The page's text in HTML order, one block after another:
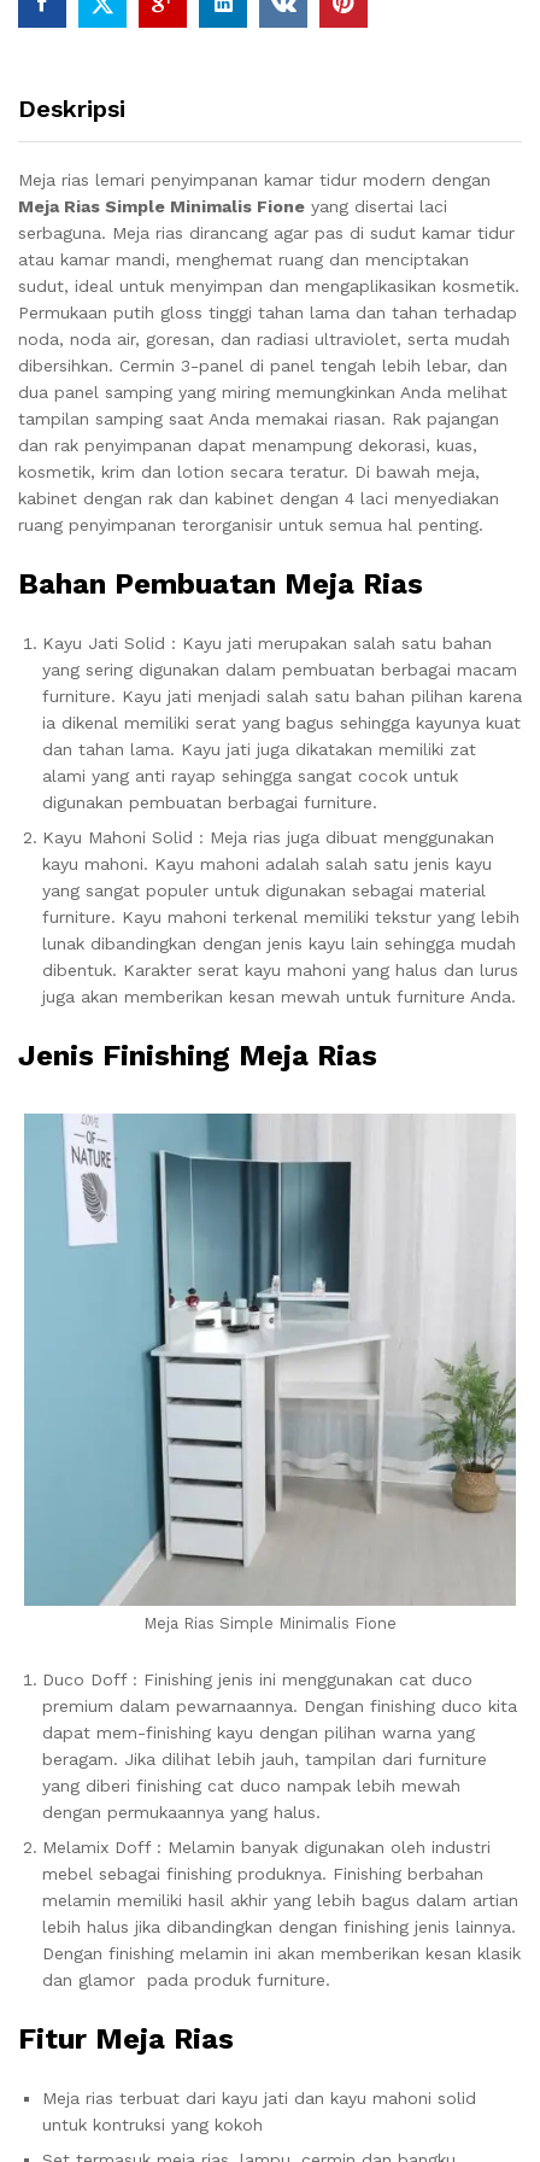
Deskripsi
Meja rias lemari penyimpanan kamar tidur modern dengan
Meja Rias Simple Minimalis Fione yang disertai laci
serbaguna. Meja rias dirancang agar pas di sudut kamar tidur
atau kamar mandi, menghemat ruang dan menciptakan
sudut, ideal untuk menyimpan dan mengaplikasikan kosmetik.
Permukaan putih gloss tinggi tahan lama dan tahan terhadap
noda, noda air, goresan, dan radiasi ultraviolet, serta mudah
dibersihkan. Cermin 3-panel di panel tengah lebih lebar, dan
dua panel samping yang miring memungkinkan Anda melihat
tampilan samping saat Anda memakai riasan. Rak pajangan
dan rak penyimpanan dapat menampung dekorasi, kuas,
kosmetik, krim dan lotion secara teratur. Di bawah meja,
kabinet dengan rak dan kabinet dengan 4 laci menyediakan
ruang penyimpanan terorganisir untuk semua hal penting.
Bahan Pembuatan Meja Rias
Kayu Jati Solid : Kayu jati merupakan salah satu bahan
yang sering digunakan dalam pembuatan berbagai macam
furniture. Kayu jati menjadi salah satu bahan pilihan karena
ia dikenal memiliki serat yang bagus sehingga kayunya kuat
dan tahan lama. Kayu jati juga dikatakan memiliki zat
alami yang anti rayap sehingga sangat cocok untuk
digunakan pembuatan berbagai furniture.
Kayu Mahoni Solid : Meja rias juga dibuat menggunakan
kayu mahoni. Kayu mahoni adalah salah satu jenis kayu
yang sangat populer untuk digunakan sebagai material
furniture. Kayu mahoni terkenal memiliki tekstur yang lebih
lunak dibandingkan dengan jenis kayu lain sehingga mudah
dibentuk. Karakter serat kayu mahoni yang halus dan lurus
juga akan memberikan kesan mewah untuk furniture Anda.
Jenis Finishing Meja Rias
Meja Rias Simple Minimalis Fione
Duco Doff : Finishing jenis ini menggunakan cat duco
premium dalam pewarnaannya. Dengan finishing duco kita
dapat mem-finishing kayu dengan pilihan warna yang
beragam. Jika dilihat lebih jauh, tampilan dari furniture
yang diberi finishing cat duco nampak lebih mewah
dengan permukaannya yang halus.
Melamix Doff : Melamin banyak digunakan oleh industri
mebel sebagai finishing produknya. Finishing berbahan
melamin memiliki hasil akhir yang lebih bagus dalam artian
lebih halus jika dibandingkan dengan finishing jenis lainnya.
Dengan finishing melamin ini akan memberikan kesan klasik
dan glamor pada produk furniture.
Fitur Meja Rias
Meja rias terbuat dari kayu jati dan kayu mahoni solid
untuk kontruksi yang kokoh